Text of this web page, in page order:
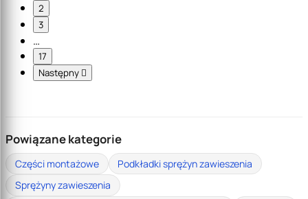
2
3
…
17
Następny 
Powiązane kategorie
Części montażowe
Podkładki sprężyn zawieszenia
Sprężyny zawieszenia